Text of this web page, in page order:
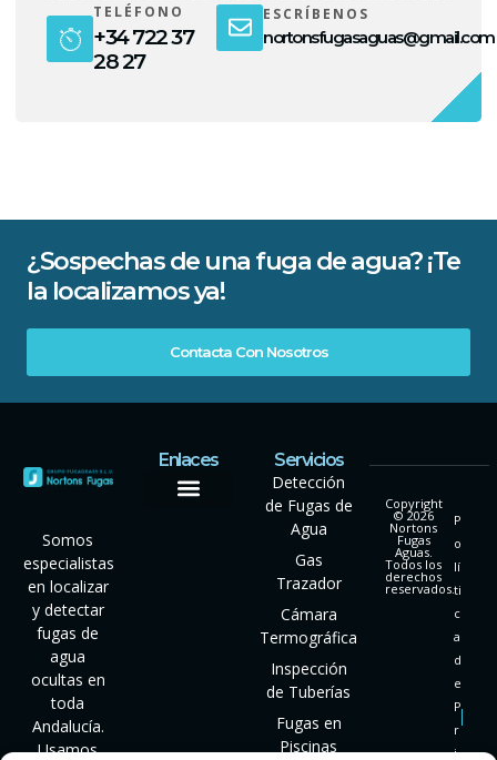
TELÉFONO
+34 722 37
28 27
ESCRÍBENOS
nortonsfugasaguas@gmail.com
¿Sospechas de una fuga de agua? ¡Te
la localizamos ya!
Contacta Con Nosotros
Somos
especialistas
en localizar
y detectar
fugas de
agua
ocultas en
toda
Andalucía.
Usamos
Enlaces
Servicios
Detección
de Fugas de
Agua
Gas
Trazador
Cámara
Termográfica
Inspección
de Tuberías
Fugas en
Piscinas
Copyright
© 2026
Nortons
Fugas
Aguas.
Todos los
derechos
reservados.
P
o
lí
ti
c
a
d
e
P
r
i